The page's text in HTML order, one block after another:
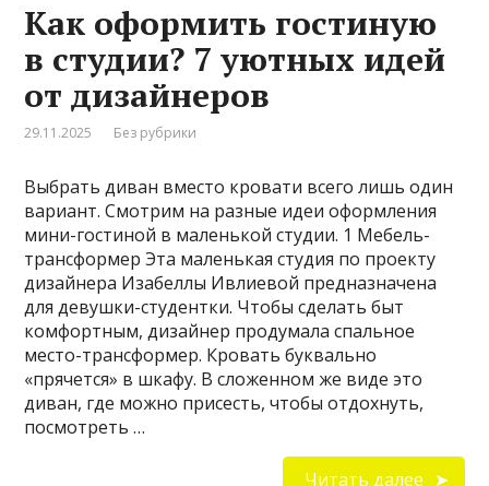
Как оформить гостиную
в студии? 7 уютных идей
от дизайнеров
29.11.2025 Без рубрики
Выбрать диван вместо кровати всего лишь один
вариант. Смотрим на разные идеи оформления
мини-гостиной в маленькой студии. 1 Мебель-
трансформер Эта маленькая студия по проекту
дизайнера Изабеллы Ивлиевой предназначена
для девушки-студентки. Чтобы сделать быт
комфортным, дизайнер продумала спальное
место-трансформер. Кровать буквально
«прячется» в шкафу. В сложенном же виде это
диван, где можно присесть, чтобы отдохнуть,
посмотреть …
Читать далее